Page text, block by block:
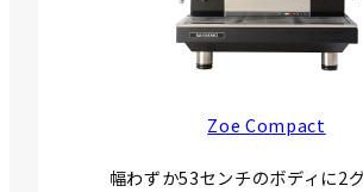
Zoe Compact
幅わずか53センチのボディに2